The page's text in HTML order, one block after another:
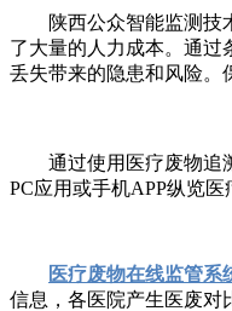
陕西公众智能监测技术
了大量的人力成本。通过
丢失带来的隐患和风险。
通过使用医疗废物追溯
PC应用或手机APP纵览医
医疗废物在线监管系
信息，各医院产生医废对